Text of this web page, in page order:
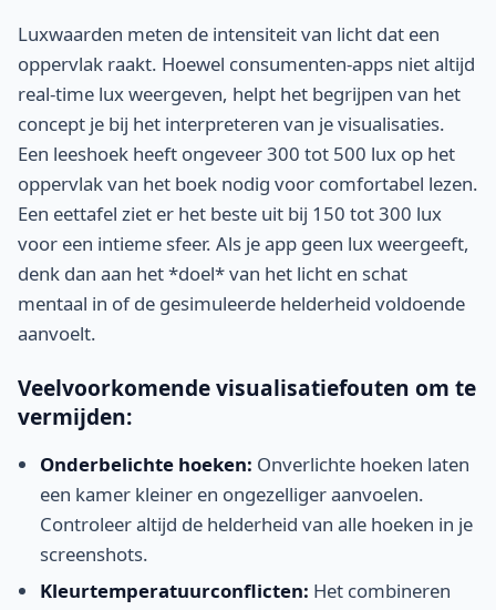
Luxwaarden meten de intensiteit van licht dat een
oppervlak raakt. Hoewel consumenten-apps niet altijd
real-time lux weergeven, helpt het begrijpen van het
concept je bij het interpreteren van je visualisaties.
Een leeshoek heeft ongeveer 300 tot 500 lux op het
oppervlak van het boek nodig voor comfortabel lezen.
Een eettafel ziet er het beste uit bij 150 tot 300 lux
voor een intieme sfeer. Als je app geen lux weergeeft,
denk dan aan het *doel* van het licht en schat
mentaal in of de gesimuleerde helderheid voldoende
aanvoelt.
Veelvoorkomende visualisatiefouten om te
vermijden:
Onderbelichte hoeken: Onverlichte hoeken laten
een kamer kleiner en ongezelliger aanvoelen.
Controleer altijd de helderheid van alle hoeken in je
screenshots.
Kleurtemperatuurconflicten: Het combineren